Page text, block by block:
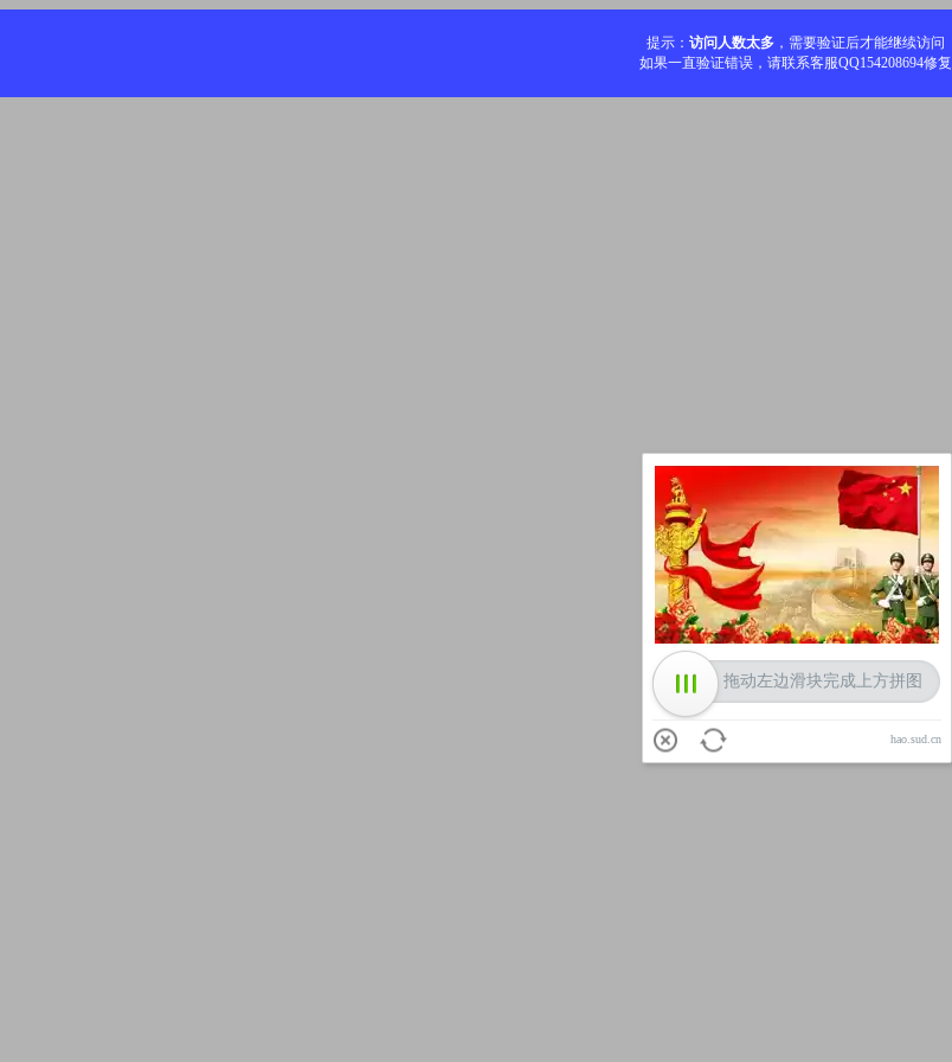
提示： 访问人数太多 ，需要验证后才能继续访问
如果一直验证错误，请联系客服QQ154208694修复
加载中
拖动左边滑块完成上方拼图
hao.sud.cn